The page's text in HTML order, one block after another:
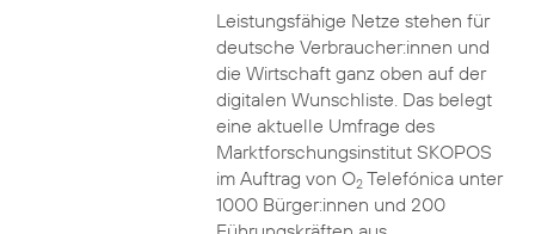
Leistungsfähige Netze stehen für
deutsche Verbraucher:innen und
die Wirtschaft ganz oben auf der
digitalen Wunschliste. Das belegt
eine aktuelle Umfrage des
Marktforschungsinstitut SKOPOS
im Auftrag von O2Telefónica unter
1000 Bürger:innen und 200